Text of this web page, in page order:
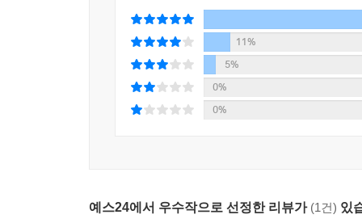
물감으로 두껍게 덧칠한 것을 알 수 있습니다.
멀리서 보면 실제 사람의 발, 실제 비단처럼 생생
--- p.358, 「페테르 파울 루벤스, [레우키포스 딸들
가장 기본적인 작품 감상은 일목요연한 설명, 논
보이는 것보다 생각하게 하는 것이다”라는 마그
왔단 말이야?’라는 아쉬움에 몸서리치지 않도록.” -
“아직 우리에겐 생소할 수 있는 플랑드르 화풍에
발전했는지, 플랑드르 화풍만의 매력은 어떤 것들
작품 하나하나에 집중하고 감상하는 동안
11%
5%
0%
0%
예스24에서 우수작으로 선정한 리뷰가 (1건) 있